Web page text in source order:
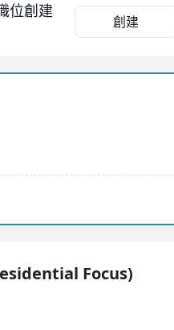
位創建
創建
Focus)